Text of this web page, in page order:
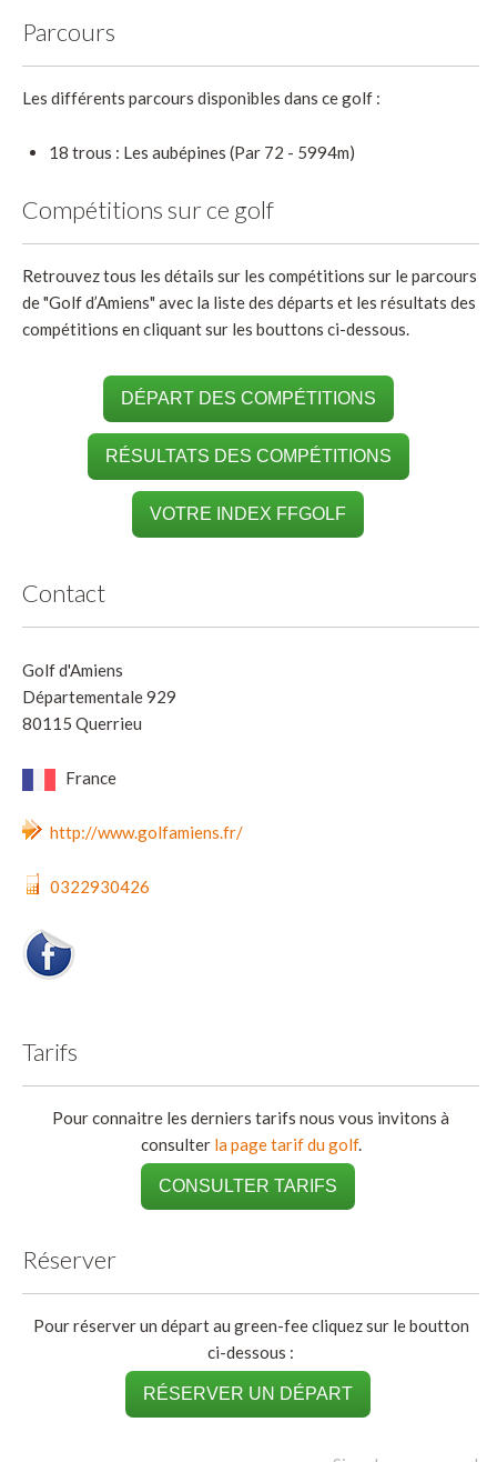
Parcours
Les différents parcours disponibles dans ce golf :
18 trous : Les aubépines (Par 72 - 5994m)
Compétitions sur ce golf
Retrouvez tous les détails sur les compétitions sur le parcours
de "Golf d’Amiens" avec la liste des départs et les résultats des
compétitions en cliquant sur les bouttons ci-dessous.
DÉPART DES COMPÉTITIONS
RÉSULTATS DES COMPÉTITIONS
VOTRE INDEX FFGOLF
Contact
Golf d'Amiens
Départementale 929
80115 Querrieu
France
http://www.golfamiens.fr/
0322930426
Tarifs
Pour connaitre les derniers tarifs nous vous invitons à
consulter la page tarif du golf.
CONSULTER TARIFS
Réserver
Pour réserver un départ au green-fee cliquez sur le boutton
ci-dessous :
RÉSERVER UN DÉPART